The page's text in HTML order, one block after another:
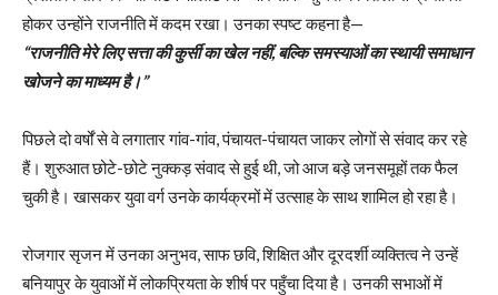
होकर उन्होंने राजनीति में कदम रखा। उनका स्पष्ट कहना है—
“राजनीति मेरे लिए सत्ता की कुर्सी का खेल नहीं, बल्कि समस्याओं का स्थायी समाधान
खोजने का माध्यम है।”
पिछले दो वर्षों से वे लगातार गांव-गांव, पंचायत-पंचायत जाकर लोगों से संवाद कर रहे
हैं। शुरुआत छोटे-छोटे नुक्कड़ संवाद से हुई थी, जो आज बड़े जनसमूहों तक फैल
चुकी है। खासकर युवा वर्ग उनके कार्यक्रमों में उत्साह के साथ शामिल हो रहा है।
रोजगार सृजन में उनका अनुभव, साफ छवि, शिक्षित और दूरदर्शी व्यक्तित्व ने उन्हें
बनियापुर के युवाओं में लोकप्रियता के शीर्ष पर पहुँचा दिया है। उनकी सभाओं में